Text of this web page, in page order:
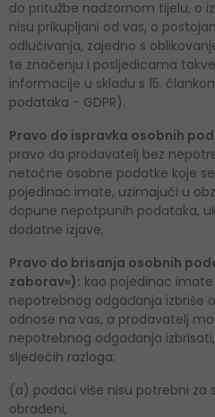
do pritužbe nadzornom tijelu, o
nisu prikupljani od vas, o
odlučivanja, zajedno s
te značenju i posljedicama
informacije u skladu s 15.
podataka - GDPR).
Pravo do ispravka osobnih
pravo da prodavatelj bez
netočne osobne podatke koje
pojedinac imate, uzimajući u
dopune nepotpunih podataka,
dodatne izjave;
Pravo do brisanja osobnih
zaborav«): kao pojedinac
nepotrebnog odgađanja izbriše
odnose na vas, a prodavatelj
nepotrebnog odgađanja
sljedećih razloga:
(a) podaci više nisu potrebni za
obrađeni,